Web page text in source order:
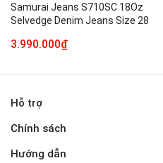
Samurai Jeans S710SC 18Oz
Selvedge Denim Jeans Size 28
3.990.000₫
Hỗ trợ
Chính sách
Hướng dẫn